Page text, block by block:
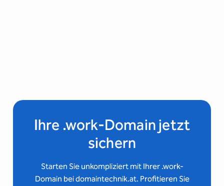
Ihre .work-Domain jetzt
sichern
Starten Sie unkompliziert mit Ihrer .work-
Domain bei domaintechnik.at. Profitieren Sie